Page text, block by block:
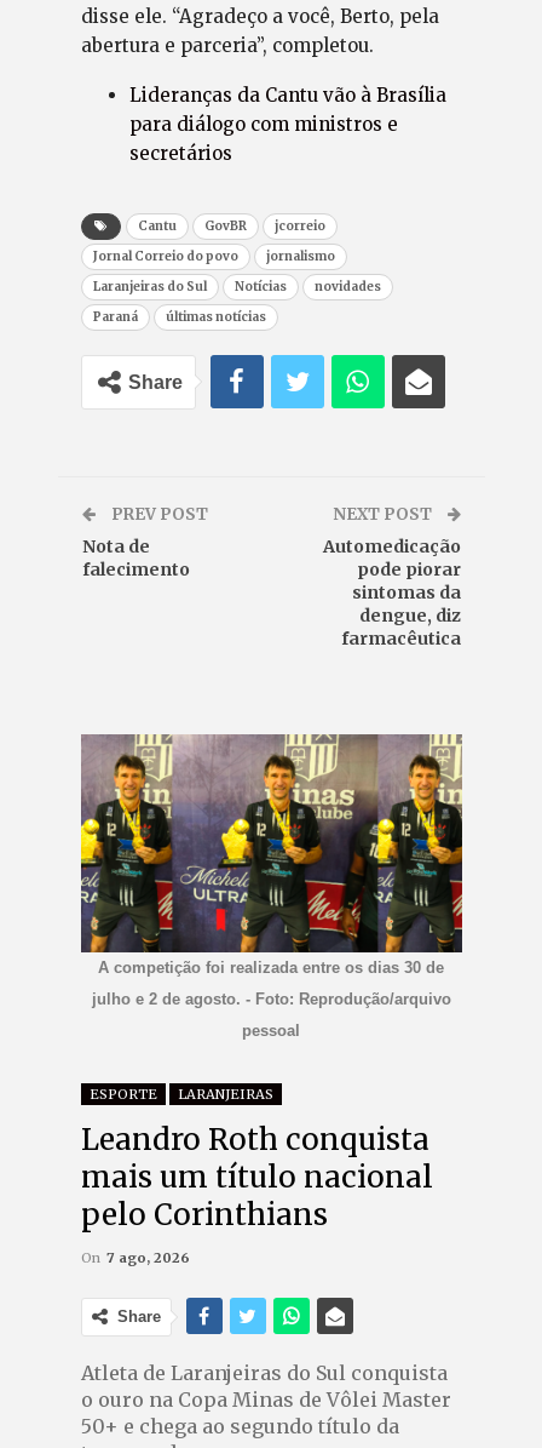
disse ele. “Agradeço a você, Berto, pela
abertura e parceria”, completou.
Lideranças da Cantu vão à Brasília
para diálogo com ministros e
secretários
Cantu GovBR
jcorreio
Jornal Correio do povo
jornalismo
Laranjeiras do Sul
Notícias
novidades
Paraná
últimas notícias
Share
PREV POST
Nota de
falecimento
NEXT POST
Automedicação
pode piorar
sintomas da
dengue, diz
farmacêutica
A competição foi realizada entre os dias 30 de
julho e 2 de agosto. - Foto: Reprodução/arquivo
pessoal
ESPORTE LARANJEIRAS
Leandro Roth conquista
mais um título nacional
pelo Corinthians
On 7 ago, 2026
Share
Atleta de Laranjeiras do Sul conquista
o ouro na Copa Minas de Vôlei Master
50+ e chega ao segundo título da